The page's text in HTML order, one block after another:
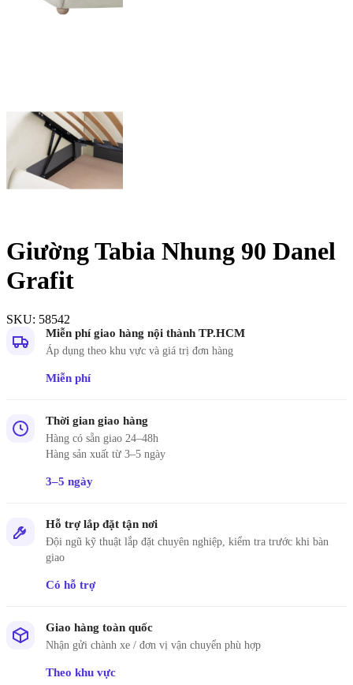
Giường Tabia Nhung 90 Danel
Grafit
SKU: 58542
Miễn phí giao hàng nội thành TP.HCM
Áp dụng theo khu vực và giá trị đơn hàng
Miễn phí
Thời gian giao hàng
Hàng có sẵn giao 24–48h
Hàng sản xuất từ 3–5 ngày
3–5 ngày
Hỗ trợ lắp đặt tận nơi
Đội ngũ kỹ thuật lắp đặt chuyên nghiệp, kiểm tra trước khi bàn
giao
Có hỗ trợ
Giao hàng toàn quốc
Nhận gửi chành xe / đơn vị vận chuyển phù hợp
Theo khu vực